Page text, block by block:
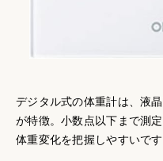
デジタル式の体重計は、液
が特徴。小数点以下まで測
体重変化を把握しやすいです